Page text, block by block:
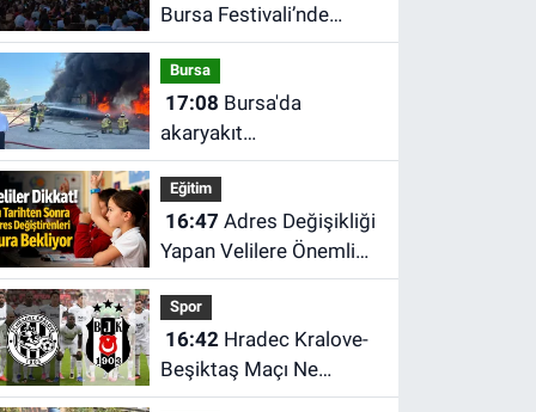
Bursa Festivali’nde
Çocuklara Özel Bir İlk
Bursa
17:08
akaryakıt
istasyonundaki lastik
tamirhanesi alev alev
yandı
Eğitim
16:47
Yapan Velilere Önemli
Duyuru: Kayıtlar Kuraya
Kalabilir
Spor
16:42Hradec Kralove-
Beşiktaş Maçı Ne
Zaman, Saat Kaçta ve